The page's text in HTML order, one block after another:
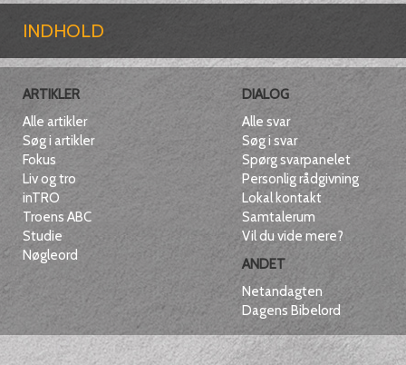
INDHOLD
ARTIKLER
Alle artikler
Søg i artikler
Fokus
Liv og tro
inTRO
Troens ABC
Studie
Nøgleord
DIALOG
Alle svar
Søg i svar
Spørg svarpanelet
Personlig rådgivning
Lokal kontakt
Samtalerum
Vil du vide mere?
ANDET
Netandagten
Dagens Bibelord